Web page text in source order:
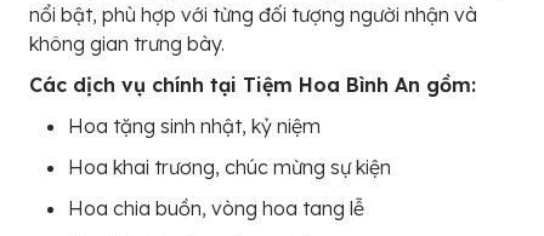
nổi bật, phù hợp với từng đối tượng người nhận và
không gian trưng bày.
Các dịch vụ chính tại Tiệm Hoa Bình An gồm:
Hoa tặng sinh nhật, kỷ niệm
Hoa khai trương, chúc mừng sự kiện
Hoa chia buồn, vòng hoa tang lễ